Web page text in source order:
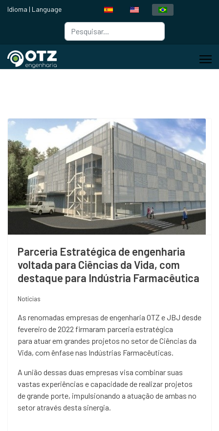
Idioma | Language
Busca
Parceria Estratégica de engenharia
voltada para Ciências da Vida, com
destaque para Indústria Farmacêutica
Notícias
As renomadas empresas de engenharia OTZ e JBJ desde
fevereiro de 2022 firmaram parceria estratégica
para atuar em grandes projetos no setor de Ciências da
Vida, com ênfase nas Indústrias Farmacêuticas.
A união dessas duas empresas visa combinar suas
vastas experiências e capacidade de realizar projetos
de grande porte, impulsionando a atuação de ambas no
setor através desta sinergia.